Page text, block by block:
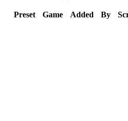
Preset Game Added By